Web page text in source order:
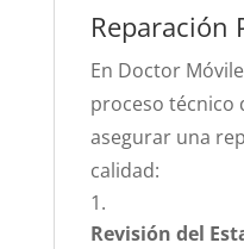
Reparación
En Doctor
proceso técnico
asegurar una
calidad:
Revisión del